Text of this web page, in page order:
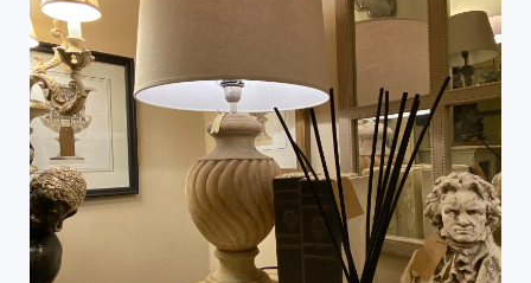
IL NEGOZIO DELLA
BOTTEGA
DETTAGLI